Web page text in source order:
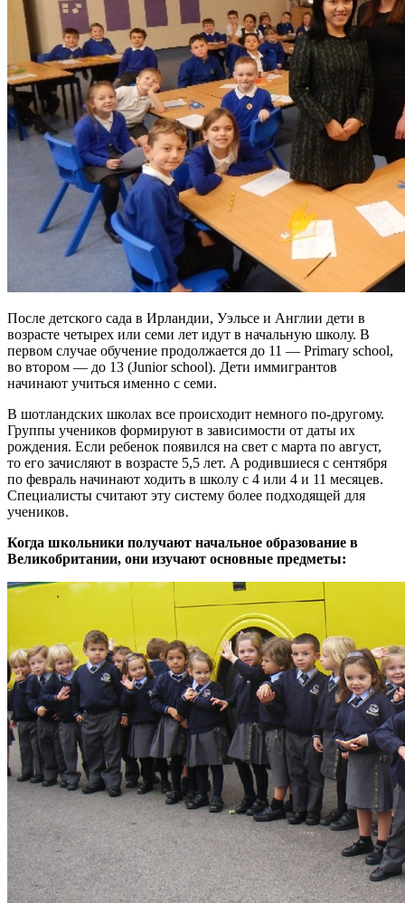
После детского сада в Ирландии, Уэльсе и Англии дети в
возрасте четырех или семи лет идут в начальную школу. В
первом случае обучение продолжается до 11 — Primary school,
во втором — до 13 (Junior school). Дети иммигрантов
начинают учиться именно с семи.
В шотландских школах все происходит немного по-другому.
Группы учеников формируют в зависимости от даты их
рождения. Если ребенок появился на свет с марта по август,
то его зачисляют в возрасте 5,5 лет. А родившиеся с сентября
по февраль начинают ходить в школу с 4 или 4 и 11 месяцев.
Специалисты считают эту систему более подходящей для
учеников.
Когда школьники получают начальное образование в
Великобритании, они изучают основные предметы: